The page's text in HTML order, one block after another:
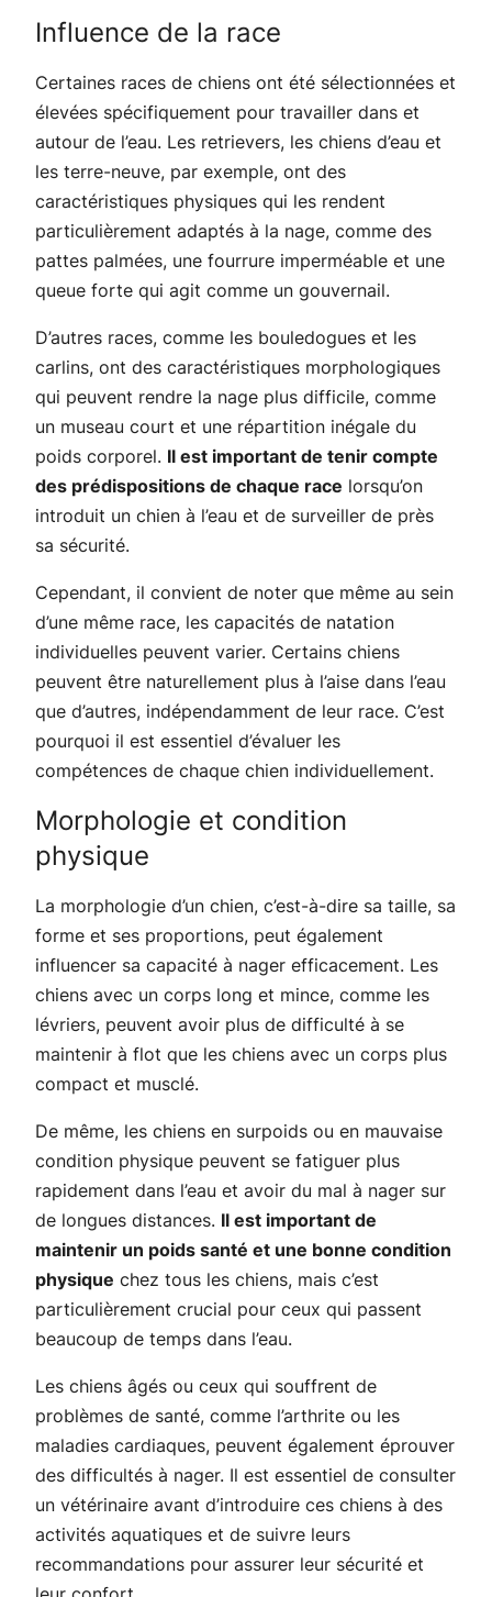
Influence de la race
Certaines races de chiens ont été sélectionnées et
élevées spécifiquement pour travailler dans et
autour de l’eau. Les retrievers, les chiens d’eau et
les terre-neuve, par exemple, ont des
caractéristiques physiques qui les rendent
particulièrement adaptés à la nage, comme des
pattes palmées, une fourrure imperméable et une
queue forte qui agit comme un gouvernail.
D’autres races, comme les bouledogues et les
carlins, ont des caractéristiques morphologiques
qui peuvent rendre la nage plus difficile, comme
un museau court et une répartition inégale du
poids corporel. Il est important de tenir compte
des prédispositions de chaque race lorsqu’on
introduit un chien à l’eau et de surveiller de près
sa sécurité.
Cependant, il convient de noter que même au sein
d’une même race, les capacités de natation
individuelles peuvent varier. Certains chiens
peuvent être naturellement plus à l’aise dans l’eau
que d’autres, indépendamment de leur race. C’est
pourquoi il est essentiel d’évaluer les
compétences de chaque chien individuellement.
Morphologie et condition
physique
La morphologie d’un chien, c’est-à-dire sa taille, sa
forme et ses proportions, peut également
influencer sa capacité à nager efficacement. Les
chiens avec un corps long et mince, comme les
lévriers, peuvent avoir plus de difficulté à se
maintenir à flot que les chiens avec un corps plus
compact et musclé.
De même, les chiens en surpoids ou en mauvaise
condition physique peuvent se fatiguer plus
rapidement dans l’eau et avoir du mal à nager sur
de longues distances. Il est important de
maintenir un poids santé et une bonne condition
physique chez tous les chiens, mais c’est
particulièrement crucial pour ceux qui passent
beaucoup de temps dans l’eau.
Les chiens âgés ou ceux qui souffrent de
problèmes de santé, comme l’arthrite ou les
maladies cardiaques, peuvent également éprouver
des difficultés à nager. Il est essentiel de consulter
un vétérinaire avant d’introduire ces chiens à des
activités aquatiques et de suivre leurs
recommandations pour assurer leur sécurité et